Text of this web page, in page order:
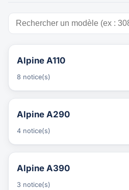
Alpine A110
8 notice(s)
Alpine A290
4 notice(s)
Alpine A390
3 notice(s)